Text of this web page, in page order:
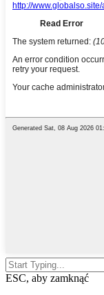
ESC, aby zamknąć